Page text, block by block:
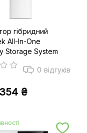
гібридний
All-In-One
Storage System
kWth
0 відгуків
₴